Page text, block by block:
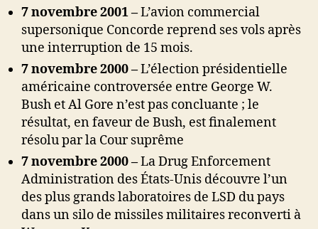
7 novembre 2001 –L’avion commercial
supersonique Concorde reprend ses vols après
une interruption de 15 mois.
7 novembre 2000 –L’élection présidentielle
américaine controversée entre George W.
Bush et Al Gore n’est pas concluante ; le
résultat, en faveur de Bush, est finalement
résolu par la Cour suprême
7 novembre 2000 –La Drug Enforcement
Administration des États-Unis découvre l’un
des plus grands laboratoires de LSD du pays
dans un silo de missiles militaires reconverti à